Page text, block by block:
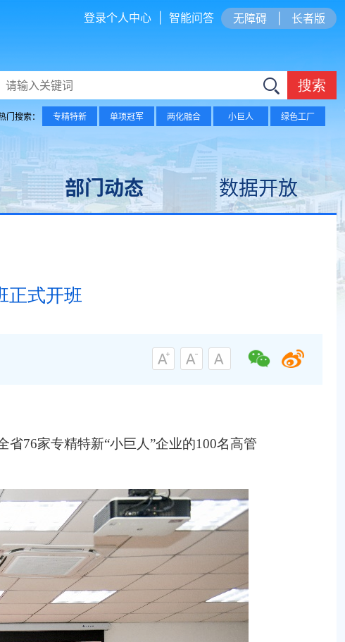
无障碍 长者版
登录个人中心 智能问答
搜索
门搜索： 专精特新 单项冠军 两化融合 小巨人 绿色工厂
部门动态 数据开放
正式开班
76家专精特新“小巨人”企业的100名高管